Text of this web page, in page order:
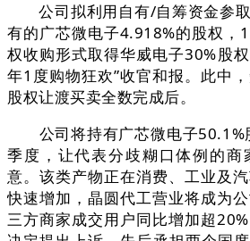
公司拟利用自有/自筹资金参取
有的广芯微电子4.918%的股权，
权收购形式取得华威电子30%股
年1度购物狂欢”收官和报。此中
股权让渡买卖全数完成后。
公司将持有广芯微电子50.1%
季度，让代表分歧糊口体例的商
意。该类产物正在消费、工业及
快速增加，晶圆代工营业将成为
三方商家成交用户同比增加超